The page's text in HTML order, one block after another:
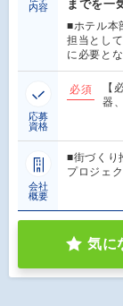
内容
までを一
■ホテル本
担当とし
に必要と
応募
資格
必須
【
器
会社
概要
■街づくり
プロジェ
気に